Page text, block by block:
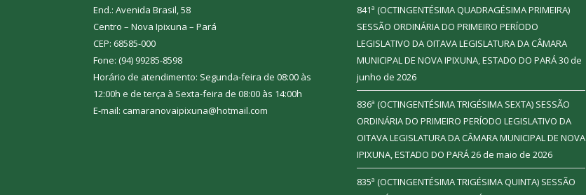
End.: Avenida Brasil, 58
Centro – Nova Ipixuna – Pará
CEP: 68585-000
Fone: (94) 99285-8598
Horário de atendimento: Segunda-feira de 08:00 às
12:00h e de terça à Sexta-feira de 08:00 às 14:00h
E-mail: camaranovaipixuna@hotmail.com
841ª (OCTINGENTÉSIMA QUADRAGÉSIMA PRIMEIRA)
SESSÃO ORDINÁRIA DO PRIMEIRO PERÍODO
LEGISLATIVO DA OITAVA LEGISLATURA DA CÂMARA
MUNICIPAL DE NOVA IPIXUNA, ESTADO DO PARÁ30 de
junho de 2026
836ª (OCTINGENTÉSIMA TRIGÉSIMA SEXTA) SESSÃO
ORDINÁRIA DO PRIMEIRO PERÍODO LEGISLATIVO DA
OITAVA LEGISLATURA DA CÂMARA MUNICIPAL DE NOVA
IPIXUNA, ESTADO DO PARÁ26 de maio de 2026
835ª (OCTINGENTÉSIMA TRIGÉSIMA QUINTA) SESSÃO